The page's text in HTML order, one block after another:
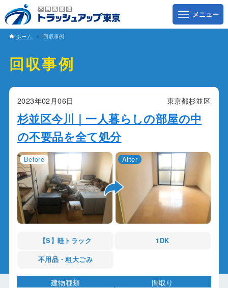
ホーム 回収事例
回収事例
2023年02月06日 東京都杉並区
杉並区今川｜一人暮らしの部屋の中
の不要品を全て処分
【S】軽トラック 1DK
不用品・粗大ごみ
建物種類 間取り